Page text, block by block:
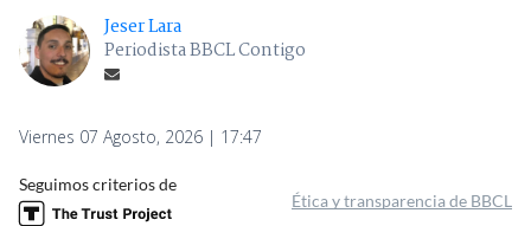
Jeser Lara
Periodista BBCL Contigo
Viernes 07 Agosto, 2026 | 17:47
Seguimos criterios de
Ética y transparencia de BBCL